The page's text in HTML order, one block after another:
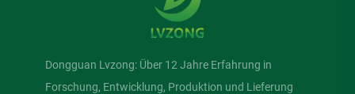
Dongguan Lvzong: Über 12 Jahre Erfahrung in
Forschung, Entwicklung, Produktion und Lieferung